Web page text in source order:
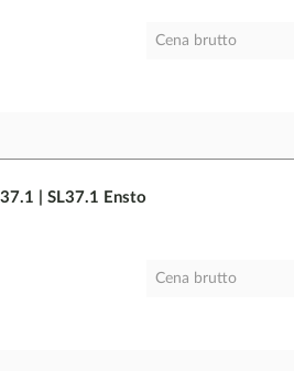
Cena brutto
| SL37.1 Ensto
Cena brutto